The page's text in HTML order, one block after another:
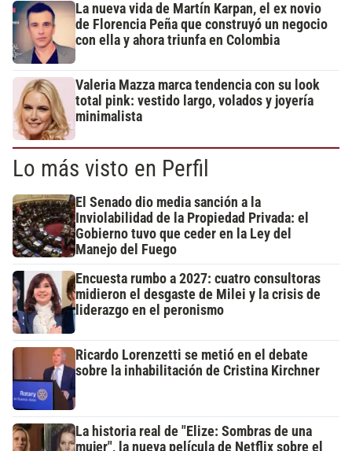
La nueva vida de Martín Karpan, el ex novio
de Florencia Peña que construyó un negocio
con ella y ahora triunfa en Colombia
Valeria Mazza marca tendencia con su look
total pink: vestido largo, volados y joyería
minimalista
Lo más visto en Perfil
El Senado dio media sanción a la
Inviolabilidad de la Propiedad Privada: el
Gobierno tuvo que ceder en la Ley del
Manejo del Fuego
Encuesta rumbo a 2027: cuatro consultoras
midieron el desgaste de Milei y la crisis de
liderazgo en el peronismo
Ricardo Lorenzetti se metió en el debate
sobre la inhabilitación de Cristina Kirchner
La historia real de "Elize: Sombras de una
mujer", la nueva película de Netflix sobre el